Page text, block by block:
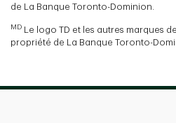
de La Banque Toronto-Dominion.
MD
Le logo TD et les autres marques
propriété de La Banque Toronto-